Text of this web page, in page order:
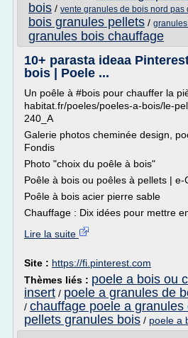
bois / vente granules de bois nord pas
bois granules pellets /
granules bois chauffage
10+ parasta ideaa
bois | Poele ...
Un poêle à #bois pour chauffer la
habitat.fr/poeles/poeles-a-bois/le-
240_A
Galerie photos cheminée design,
Fondis
Photo "choix du poêle à bois"
Poêle à bois ou poêles à pellets | e-
Poêle à bois acier pierre sable
Chauffage : Dix idées pour mettre
Lire la suite
Site : https://fi.pinterest.com
Thèmes liés : poele a bois ou
insert / poele a granules de
/ chauffage poele a granules
pellets granules bois / poele a